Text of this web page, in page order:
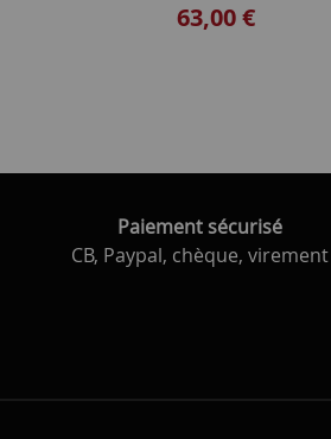
63,00 €
Paiement sécurisé
CB, Paypal, chèque, virement